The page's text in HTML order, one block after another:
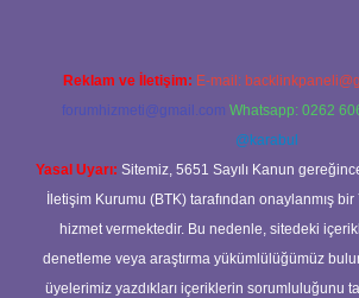
Reklam ve İletişim: E-mail:
forumhizmeti@gmail.com Whatsapp: 0262
@karabul
Yasal Uyarı: Sitemiz, 5651 Sayılı Kanun
İletişim Kurumu (BTK) tarafından onaylanmış bir
hizmet vermektedir. Bu nedenle, sitedeki
denetleme veya araştırma yükümlülüğümüz
üyelerimiz yazdıkları içeriklerin sorumluluğunu